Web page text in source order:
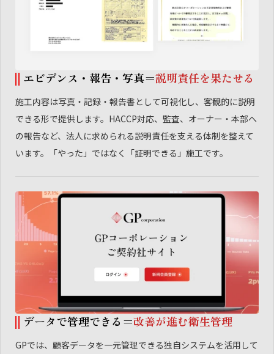
エビデンス・報告・写真＝説明責任を果たせる
施工内容は写真・記録・報告書として可視化し、客観的に説明
できる形で提供します。HACCP対応、監査、オーナー・本部へ
の報告など、法人に求められる説明責任を支える体制を整えて
います。「やった」ではなく「証明できる」施工です。
データで管理できる＝改善が進む衛生管理
GPでは、顧客データを一元管理できる独自システムを活用して